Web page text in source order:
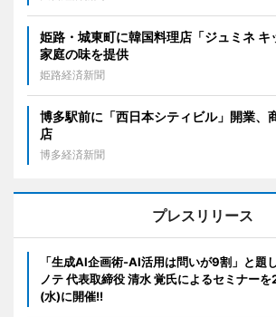
姫路・城東町に韓国料理店「ジュミネ
家庭の味を提供
姫路経済新聞
博多駅前に「西日本シティビル」開業、
店
博多経済新聞
プレスリリース
「生成AI企画術-AI活用は問いが9割」と題
ノテ 代表取締役 清水 覚氏によるセミナー
(水)に開催!!